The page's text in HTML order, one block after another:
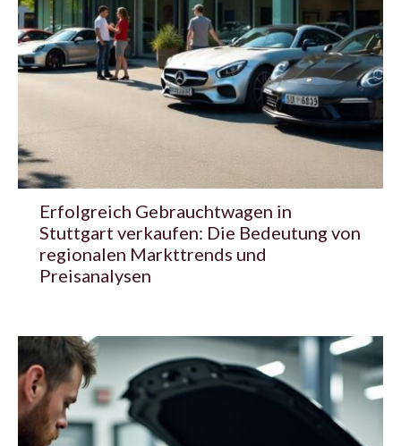
Erfolgreich Gebrauchtwagen in
Stuttgart verkaufen: Die Bedeutung von
regionalen Markttrends und
Preisanalysen